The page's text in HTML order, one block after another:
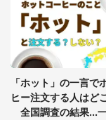
っ暗な
を求
「孫
真夏
（山
「ホット」の一言で
ヒー注文する人はど
全国調査の結果...